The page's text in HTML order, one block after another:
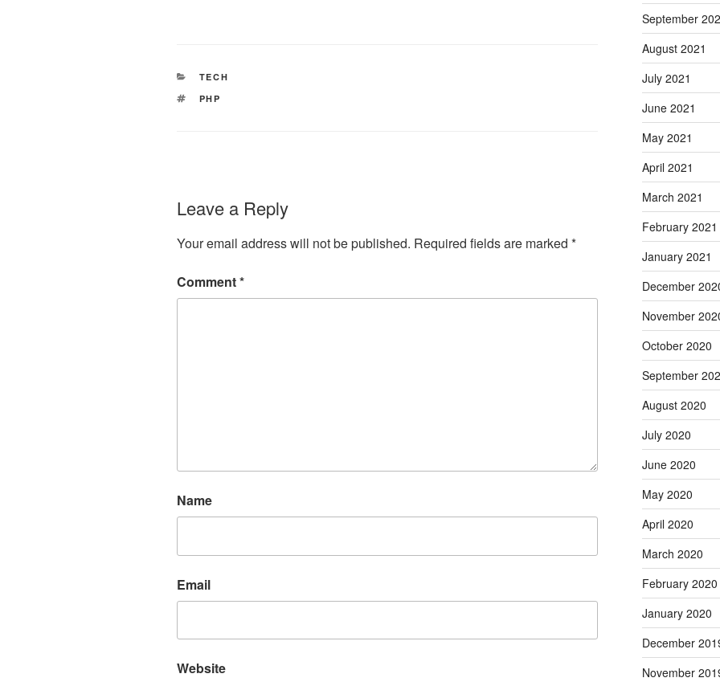
CATEGORIES
TECH
TAGS
PHP
Leave a Reply
Your email address will not be published. Required fields are marked *
Comment*
Name
Email
Website
September
August 2021
July 2021
June 2021
May 2021
April 2021
March 2021
February 2021
January 2021
December
November
October 2020
September
August 2020
July 2020
June 2020
May 2020
April 2020
March 2020
February 2020
January 2020
December
November